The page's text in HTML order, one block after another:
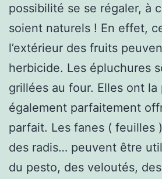
possibilité se se régaler, à
soient naturels ! En effet,
l’extérieur des fruits
herbicide. Les épluchures
grillées au four. Elles ont la
également parfaitement
parfait. Les fanes ( feuilles
des radis… peuvent être
du pesto, des veloutés,